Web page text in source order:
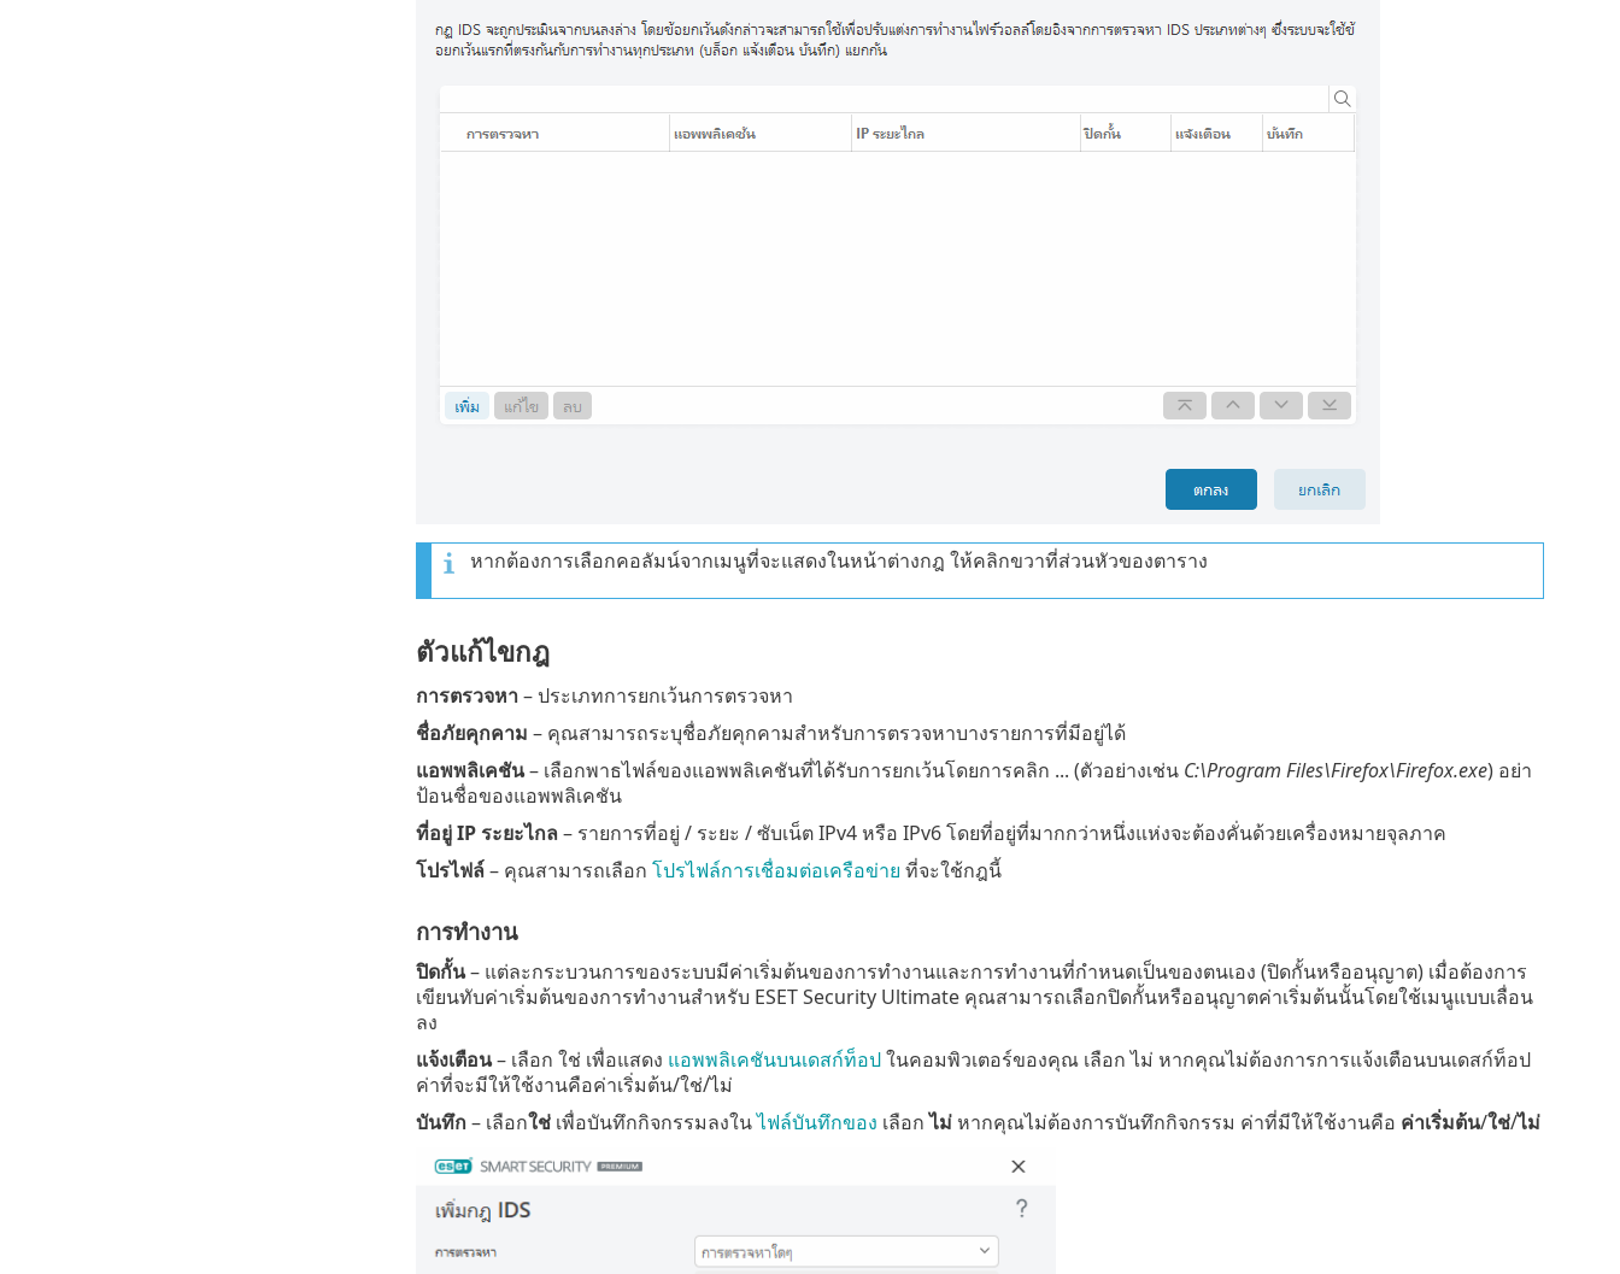
หากต้องการเลือกคอลัมน์จากเมนูที่จะแสดงในหน้าต่างกฎ ให้คลิกขวาที่ส่วนหัวของตาราง
ตัวแก้ไขกฎ
การตรวจหา– ประเภทการยกเว้นการตรวจหา
ชื่อภัยคุกคาม – คุณสามารถระบุชื่อภัยคุกคามสำหรับการตรวจหาบางรายการที่มีอยู่ได้
แอพพลิเคชัน– เลือกพาธไฟล์ของแอพพลิเคชันที่ได้รับการยกเว้นโดยการคลิก ... (ตัวอย่างเช่น C:\Program Files\Firefox\Firefox.exe) อย่า
ป้อนชื่อของแอพพลิเคชัน
ที่อยู่ IP ระยะไกล– รายการที่อยู่ / ระยะ / ซับเน็ต IPv4 หรือ IPv6 โดยที่อยู่ที่มากกว่าหนึ่งแห่งจะต้องคั่นด้วยเครื่องหมายจุลภาค
โปรไฟล์– คุณสามารถเลือก โปรไฟล์การเชื่อมต่อเครือข่าย ที่จะใช้กฎนี้
การทำงาน
ปิดกั้น– แต่ละกระบวนการของระบบมีค่าเริ่มต้นของการทำงานและการทำงานที่กำหนดเป็นของตนเอง (ปิดกั้นหรืออนุญาต) เมื่อต้องการ
เขียนทับค่าเริ่มต้นของการทำงานสำหรับ ESET Security Ultimate คุณสามารถเลือกปิดกั้นหรืออนุญาตค่าเริ่มต้นนั้นโดยใช้เมนูแบบเลื่อน
ลง
แจ้งเตือน– เลือก ใช่ เพื่อแสดง แอพพลิเคชันบนเดสก์ท็อปในคอมพิวเตอร์ของคุณ เลือก ไม่ หากคุณไม่ต้องการการแจ้งเตือนบนเดสก์ท็อป
ค่าที่จะมีให้ใช้งานคือค่าเริ่มต้น/ใช่/ไม่
บันทึก – เลือกใช่เพื่อบันทึกกิจกรรมลงในไฟล์บันทึกของ เลือกไม่หากคุณไม่ต้องการบันทึกกิจกรรม ค่าที่มีให้ใช้งานคือ ค่าเริ่มต้น/ใช่/ไม่